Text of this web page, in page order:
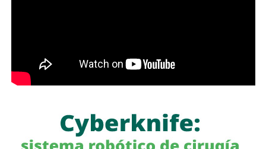
potabilización y la continuidad del suministro de agua
potable.